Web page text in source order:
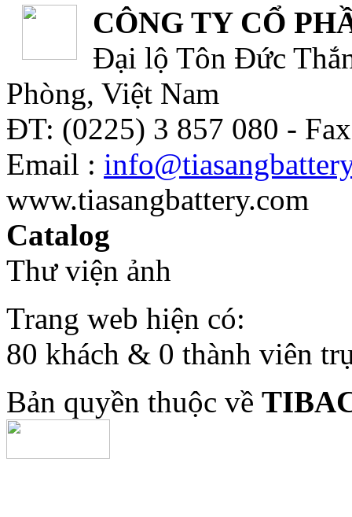
CÔNG TY CỔ
Đại lộ Tôn Đức
Phòng, Việt Nam
ĐT: (0225) 3 857 080 -
Email :
www.tiasangbattery.com
Catalog
Thư viện ảnh
Trang web hiện có:
80 khách & 0 thành viên
Bản quyền thuộc về